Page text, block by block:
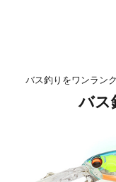
バス釣りをワンラン
バス